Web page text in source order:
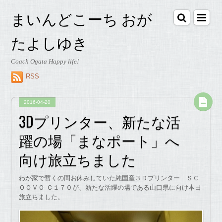
まいんどこーち おが
たよしゆき
Coach Ogata Happy life!
RSS
2016-04-20
3Dプリンター、新たな活
躍の場「まなポート」へ
向け旅立ちました
わが家で暫くの間お休みしていた純国産３Ｄプリンター ＳＣ
ＯＯＶＯ Ｃ１７０が、新たな活躍の場である山口県に向け本日
旅立ちました。